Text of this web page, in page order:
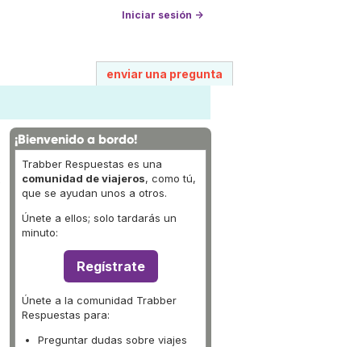
Iniciar sesión →
enviar una pregunta
¡Bienvenido a bordo!
Trabber Respuestas es una
comunidad de viajeros, como tú,
que se ayudan unos a otros.
Únete a ellos; solo tardarás un
minuto:
Regístrate
Únete a la comunidad Trabber
Respuestas para:
Preguntar dudas sobre viajes